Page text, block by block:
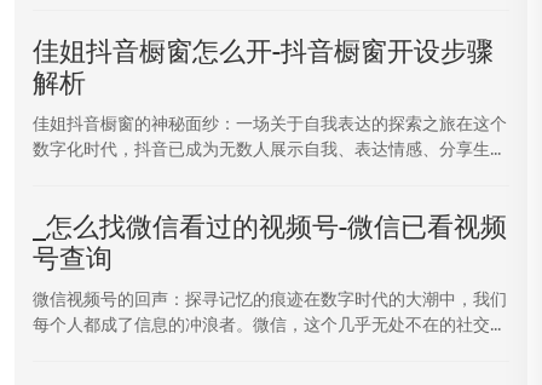
佳姐抖音橱窗怎么开-抖音橱窗开设步骤
解析
佳姐抖音橱窗的神秘面纱：一场关于自我表达的探索之旅在这个
数字化时代，抖音已成为无数人展示自我、表达情感、分享生...
_怎么找微信看过的视频号-微信已看视频
号查询
微信视频号的回声：探寻记忆的痕迹在数字时代的大潮中，我们
每个人都成了信息的冲浪者。微信，这个几乎无处不在的社交...